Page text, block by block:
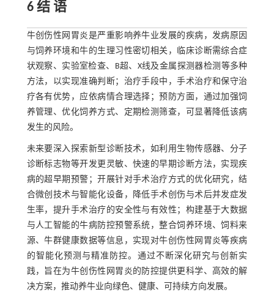
6 结 语
牛创伤性网胃炎是严重影响养牛业发展的疾病，发病原因
与饲养环境和牛的生理习性密切相关，临床诊断需综合症
状观察、实验室检查、B超、X线及金属探测器检测等多种
方法，以实现准确判断；治疗手段中，手术治疗和保守治
疗各有优势，应依病情合理选择；预防方面，通过加强饲
养管理、优化饲养方式、定期检测筛查，可显著降低该病
发生的风险。
未来要深入探索新型诊断技术，如利用生物传感器、分子
诊断标志物等开发更灵敏、快速的早期诊断方法，实现疾
病的超早期预警；开展针对手术治疗方式的优化研究，结
合微创技术与智能化设备，降低手术创伤与术后并发症发
生率，提升手术治疗的安全性与有效性；构建基于大数据
与人工智能的牛病防控预警系统，整合饲养环境、饲料来
源、牛群健康数据等信息，实现对牛创伤性网胃炎等疾病
的智能化预测与精准防控。通过不断深化研究与创新实
践，旨在为牛创伤性网胃炎的防控提供更科学、高效的解
决方案，推动养牛业向绿色、健康、可持续方向发展。